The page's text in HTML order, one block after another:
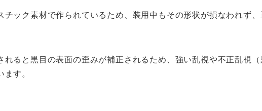
ック素材で作られているため、装用中もその形状が損なわれず
れると黒目の表面の歪みが補正されるため、強い乱視や不正乱視
す。